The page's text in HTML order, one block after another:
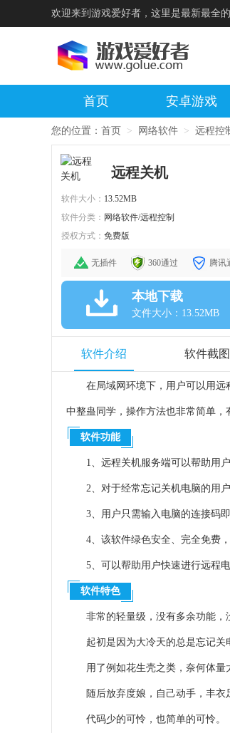
欢迎来到游戏爱好者，这里是最新最全
首页 安卓游戏
您的位置： 首页 > 网络软件 > 远程控
远程关机
在局域网环境下，用户可以用
中整蛊同学，操作方法也非常简单，
软件功能
1、远程关机服务端可以帮助用
2、对于经常忘记关机电脑的用
3、用户只需输入电脑的连接码
4、该软件绿色安全、完全免费
5、可以帮助用户快速进行远程
软件特色
非常的轻量级，没有多余功能，
起初是因为大冷天的总是忘记关
用了例如花生壳之类，奈何体量
随后放弃度娘，自己动手，丰衣
代码少的可怜，也简单的可怜。
软件大小： 13.52MB
软件分类： 网络软件/远程控制
授权方式： 免费版
无插件 360通过 腾讯
本地下载
文件大小：13.52MB
软件介绍 软件截图